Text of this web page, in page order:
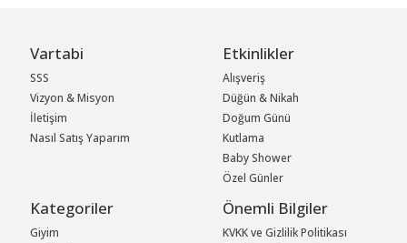
Vartabi
SSS
Vizyon & Misyon
İletişim
Nasıl Satış Yaparım
Etkinlikler
Alışveriş
Düğün & Nikah
Doğum Günü
Kutlama
Baby Shower
Özel Günler
Kategoriler
Giyim
Önemli Bilgiler
KVKK ve Gizlilik Politikası